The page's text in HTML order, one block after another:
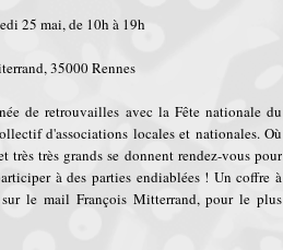
25 mai, de 10h à 19h
35000 Rennes
de retrouvailles avec la Fête nationale du
d'associations locales et nationales. Où
très très grands se donnent rendez-vous pour
à des parties endiablées ! Un coffre à
le mail François Mitterrand, pour le plus